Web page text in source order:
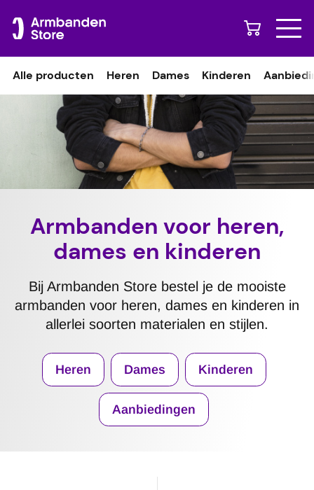
Alle producten Heren Dames Kinderen
Armbanden voor heren,
dames en kinderen
Bij Armbanden Store bestel je de mooiste
armbanden voor heren, dames en kinderen in
allerlei soorten materialen en stijlen.
Heren Dames Kinderen
Aanbiedingen